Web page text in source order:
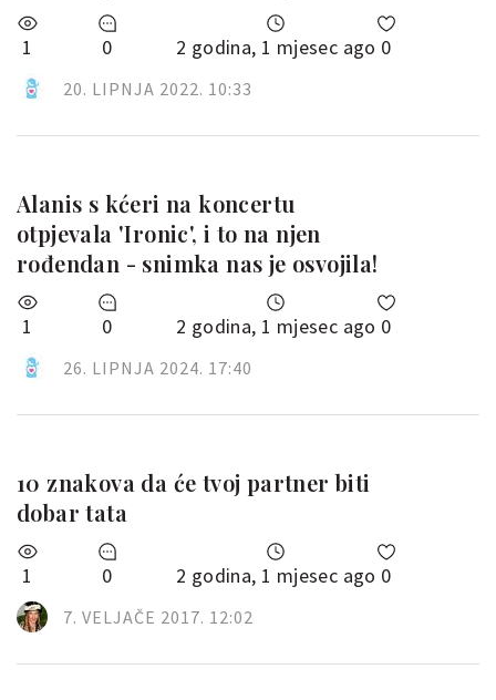
1 0 2 godina, 1 mjesec ago 0
20. LIPNJA 2022. 10:33
Alanis s kćeri na koncertu
otpjevala 'Ironic', i to na njen
rođendan - snimka nas je osvojila!
1 0 2 godina, 1 mjesec ago 0
26. LIPNJA 2024. 17:40
10 znakova da će tvoj partner biti
dobar tata
1 0 2 godina, 1 mjesec ago 0
7. VELJAČE 2017. 12:02